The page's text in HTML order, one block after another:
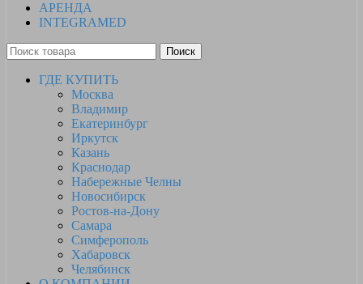
АРЕНДА
INTEGRAMED
Поиск
ГДЕ КУПИТЬ
Москва
Владимир
Екатеринбург
Иркутск
Казань
Краснодар
Набережные Челны
Новосибирск
Ростов-на-Дону
Самара
Симферополь
Хабаровск
Челябинск